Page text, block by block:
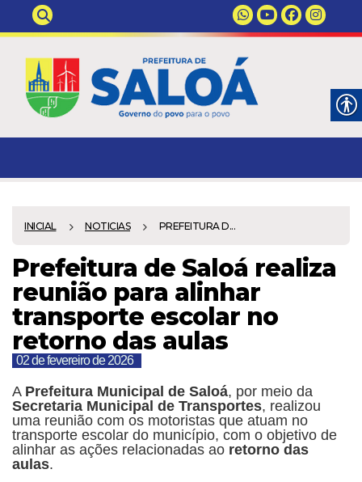
INICIAL NOTICIAS PREFEITURA D...
Prefeitura de Saloá realiza
reunião para alinhar
transporte escolar no
retorno das aulas
02 de fevereiro de 2026
A Prefeitura Municipal de Saloá, por meio da
Secretaria Municipal de Transportes, realizou
uma reunião com os motoristas que atuam no
transporte escolar do município, com o objetivo de
alinhar as ações relacionadas ao retorno das
aulas.